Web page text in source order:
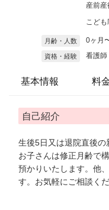
産前産
こども
月齢・人数 0ヶ月
資格・経験 看護師
基本情報 料
自己紹介
生後5日又は退院直後
お子さんは修正月齢で
預かりいたします。他
す。お気軽にご相談くだ